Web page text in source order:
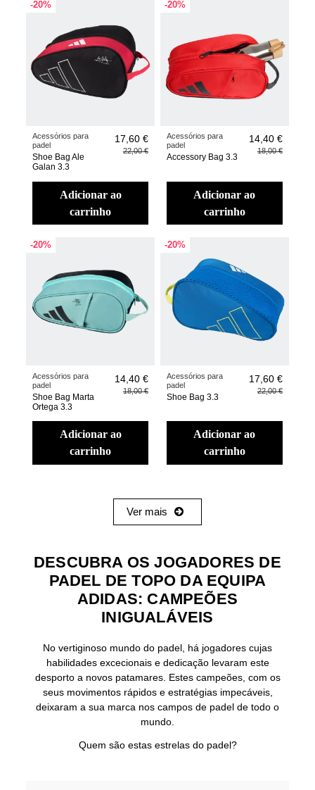
-20%
Acessórios para
padel
Shoe Bag Ale
Galan 3.3
17,60 €
22,00 €
adicionar ao
carrinho
-20%
Acessórios para
padel
Accessory Bag 3.3
14,40 €
18,00 €
adicionar ao
carrinho
-20%
Acessórios para
padel
Shoe Bag Marta
Ortega 3.3
14,40 €
18,00 €
adicionar ao
carrinho
-20%
Acessórios para
padel
Shoe Bag 3.3
17,60 €
22,00 €
adicionar ao
carrinho
Ver mais
DESCUBRA OS JOGADORES DE
PADEL DE TOPO DA EQUIPA
ADIDAS: CAMPEÕES
INIGUALÁVEIS
No vertiginoso mundo do padel, há jogadores cujas
habilidades excecionais e dedicação levaram este
desporto a novos patamares. Estes campeões, com os
seus movimentos rápidos e estratégias impecáveis,
deixaram a sua marca nos campos de padel de todo o
mundo.
Quem são estas estrelas do padel?